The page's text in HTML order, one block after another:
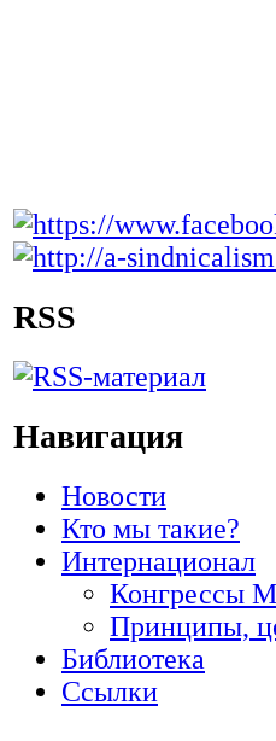
RSS
Навигация
Новости
Кто мы такие?
Интернационал
Конгрессы
Принципы,
Библиотека
Ссылки